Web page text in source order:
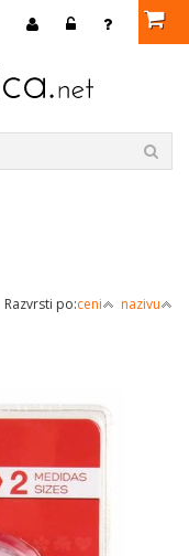
Razvrsti po:ceni nazivu